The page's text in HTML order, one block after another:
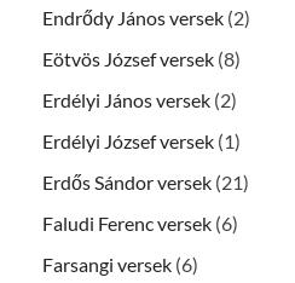
Endrődy János versek (2)
Eötvös József versek (8)
Erdélyi János versek (2)
Erdélyi József versek (1)
Erdős Sándor versek (21)
Faludi Ferenc versek (6)
Farsangi versek (6)